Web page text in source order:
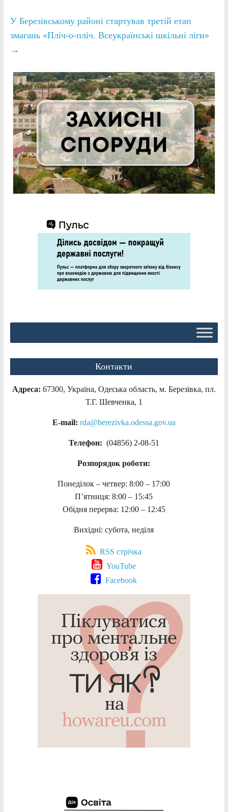
У Березівському районі стартував третій етап
змагань «Пліч-о-пліч. Всеукраїнські шкільні ліги»
→
Контакти
Адреса: 67300, Україна, Одеська область, м. Березівка, пл.
Т.Г. Шевченка, 1
E-mail: rda@berezivka.odessa.gov.ua
Телефон: (04856) 2-08-51
Розпорядок роботи:
Понеділок – четвер: 8:00 – 17:00
П’ятниця: 8:00 – 15:45
Обідня перерва: 12:00 – 12:45
Вихідні: субота, неділя
RSS стрічка
YouTube
Facebook